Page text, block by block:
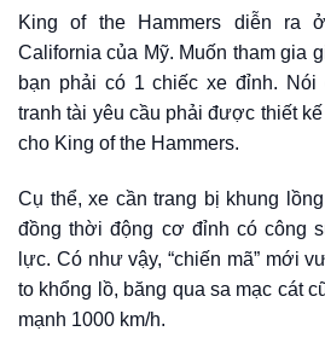
King of the Hammers diễn ra
California của Mỹ. Muốn tham gia
bạn phải có 1 chiếc xe đỉnh.
tranh tài yêu cầu phải được thiết
cho King of the Hammers.
Cụ thể, xe cần trang bị khung
đồng thời động cơ đỉnh có công
lực. Có như vậy, “chiến mã” mới
to khổng lồ, băng qua sa mạc cát
mạnh 1000 km/h.